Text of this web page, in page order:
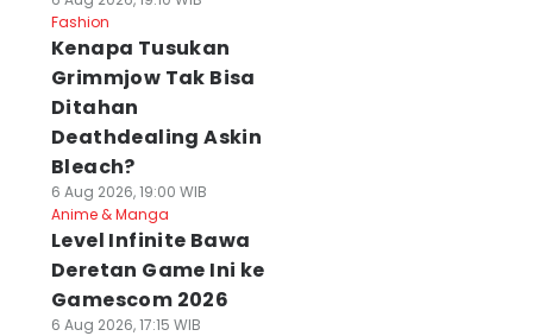
Fashion
Kenapa Tusukan
Grimmjow Tak Bisa
Ditahan
Deathdealing Askin
Bleach?
6 Aug 2026, 19:00 WIB
Anime & Manga
Level Infinite Bawa
Deretan Game Ini ke
Gamescom 2026
6 Aug 2026, 17:15 WIB